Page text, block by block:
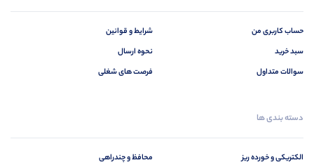
حساب کاربری من
سبد خرید
سوالات متداول
شرایط و قوانین
نحوه ارسال
فرصت های شغلی
دسته بندی ها
الکتریکی و خورده ریز
محافظ و چندراهی